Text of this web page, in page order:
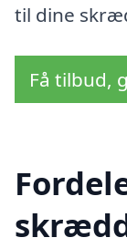
til dine
Få tilbud,